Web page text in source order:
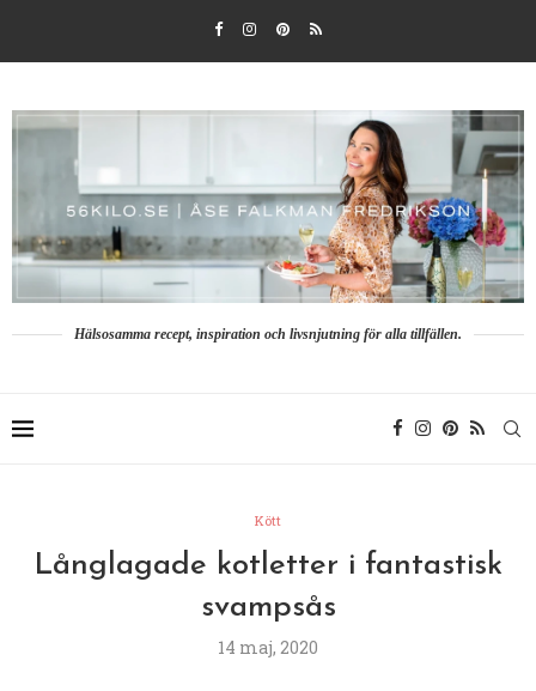
Hälsosamma recept, inspiration och livsnjutning för alla tillfällen.
Kött
Långlagade kotletter i fantastisk
svampsås
14 maj, 2020